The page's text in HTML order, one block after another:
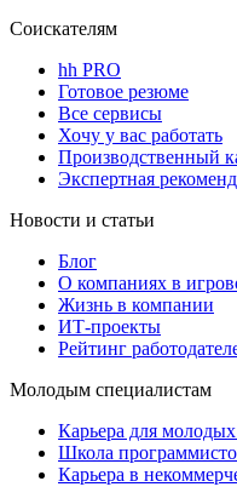
Соискателям
hh PRO
Готовое резюме
Все сервисы
Хочу у вас работать
Производственный
Экспертная
Новости и статьи
Блог
О компаниях в
Жизнь в компании
ИТ-проекты
Рейтинг
Молодым специалистам
Карьера для
Школа
Карьера в